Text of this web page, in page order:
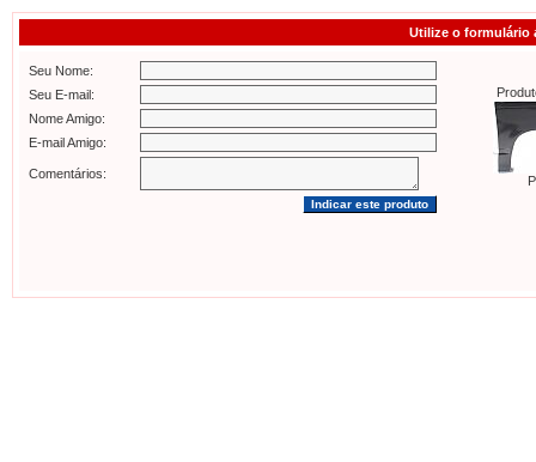
Utilize o formulário
Seu Nome:
Seu E-mail:
Nome Amigo:
E-mail Amigo:
Comentários: